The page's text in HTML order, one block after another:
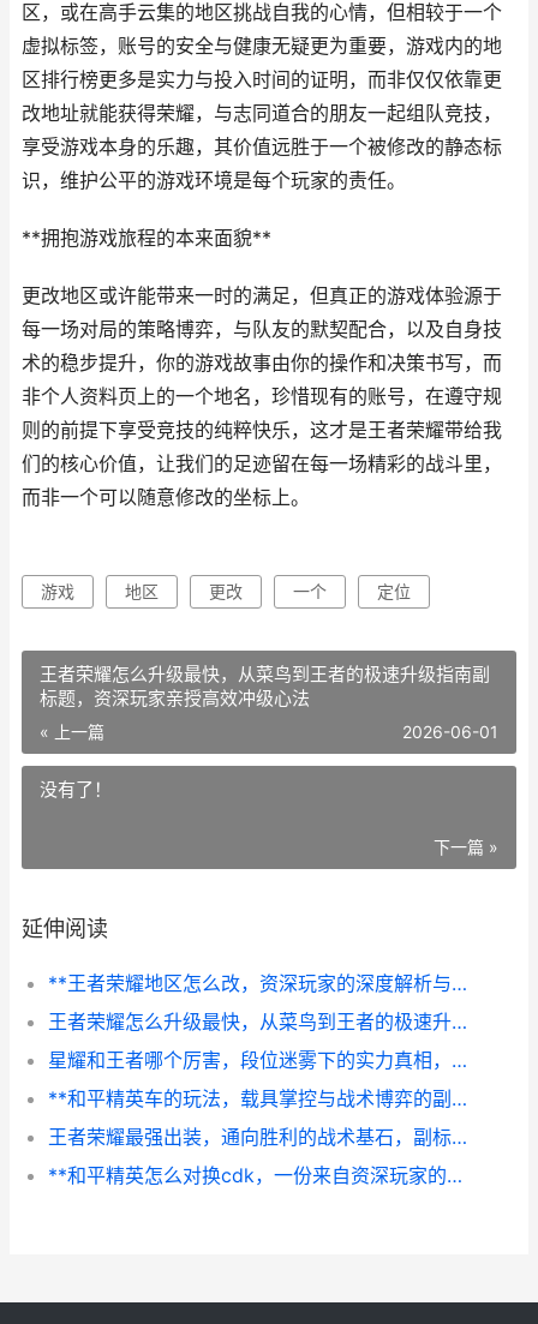
区，或在高手云集的地区挑战自我的心情，但相较于一个
虚拟标签，账号的安全与健康无疑更为重要，游戏内的地
区排行榜更多是实力与投入时间的证明，而非仅仅依靠更
改地址就能获得荣耀，与志同道合的朋友一起组队竞技，
享受游戏本身的乐趣，其价值远胜于一个被修改的静态标
识，维护公平的游戏环境是每个玩家的责任。
**拥抱游戏旅程的本来面貌**
更改地区或许能带来一时的满足，但真正的游戏体验源于
每一场对局的策略博弈，与队友的默契配合，以及自身技
术的稳步提升，你的游戏故事由你的操作和决策书写，而
非个人资料页上的一个地名，珍惜现有的账号，在遵守规
则的前提下享受竞技的纯粹快乐，这才是王者荣耀带给我
们的核心价值，让我们的足迹留在每一场精彩的战斗里，
而非一个可以随意修改的坐标上。
游戏 地区 更改 一个 定位
王者荣耀怎么升级最快，从菜鸟到王者的极速升级指南副
标题，资深玩家亲授高效冲级心法
« 上一篇 2026-06-01
没有了！
下一篇 »
延伸阅读
**王者荣耀地区怎么改，资深玩家的深度解析与实战指南，副标题，探索虚拟定位的奥秘与策略**
王者荣耀怎么升级最快，从菜鸟到王者的极速升级指南副标题，资深玩家亲授高效冲级心法
星耀和王者哪个厉害，段位迷雾下的实力真相，副标题，揭开段位背后的竞技本质
**和平精英车的玩法，载具掌控与战术博弈的副标题**
王者荣耀最强出装，通向胜利的战术基石，副标题，深度解析版本答案与灵活变通之道
**和平精英怎么对换cdk，一份来自资深玩家的实用指南，副标题，全面解析兑换流程与避坑技巧**